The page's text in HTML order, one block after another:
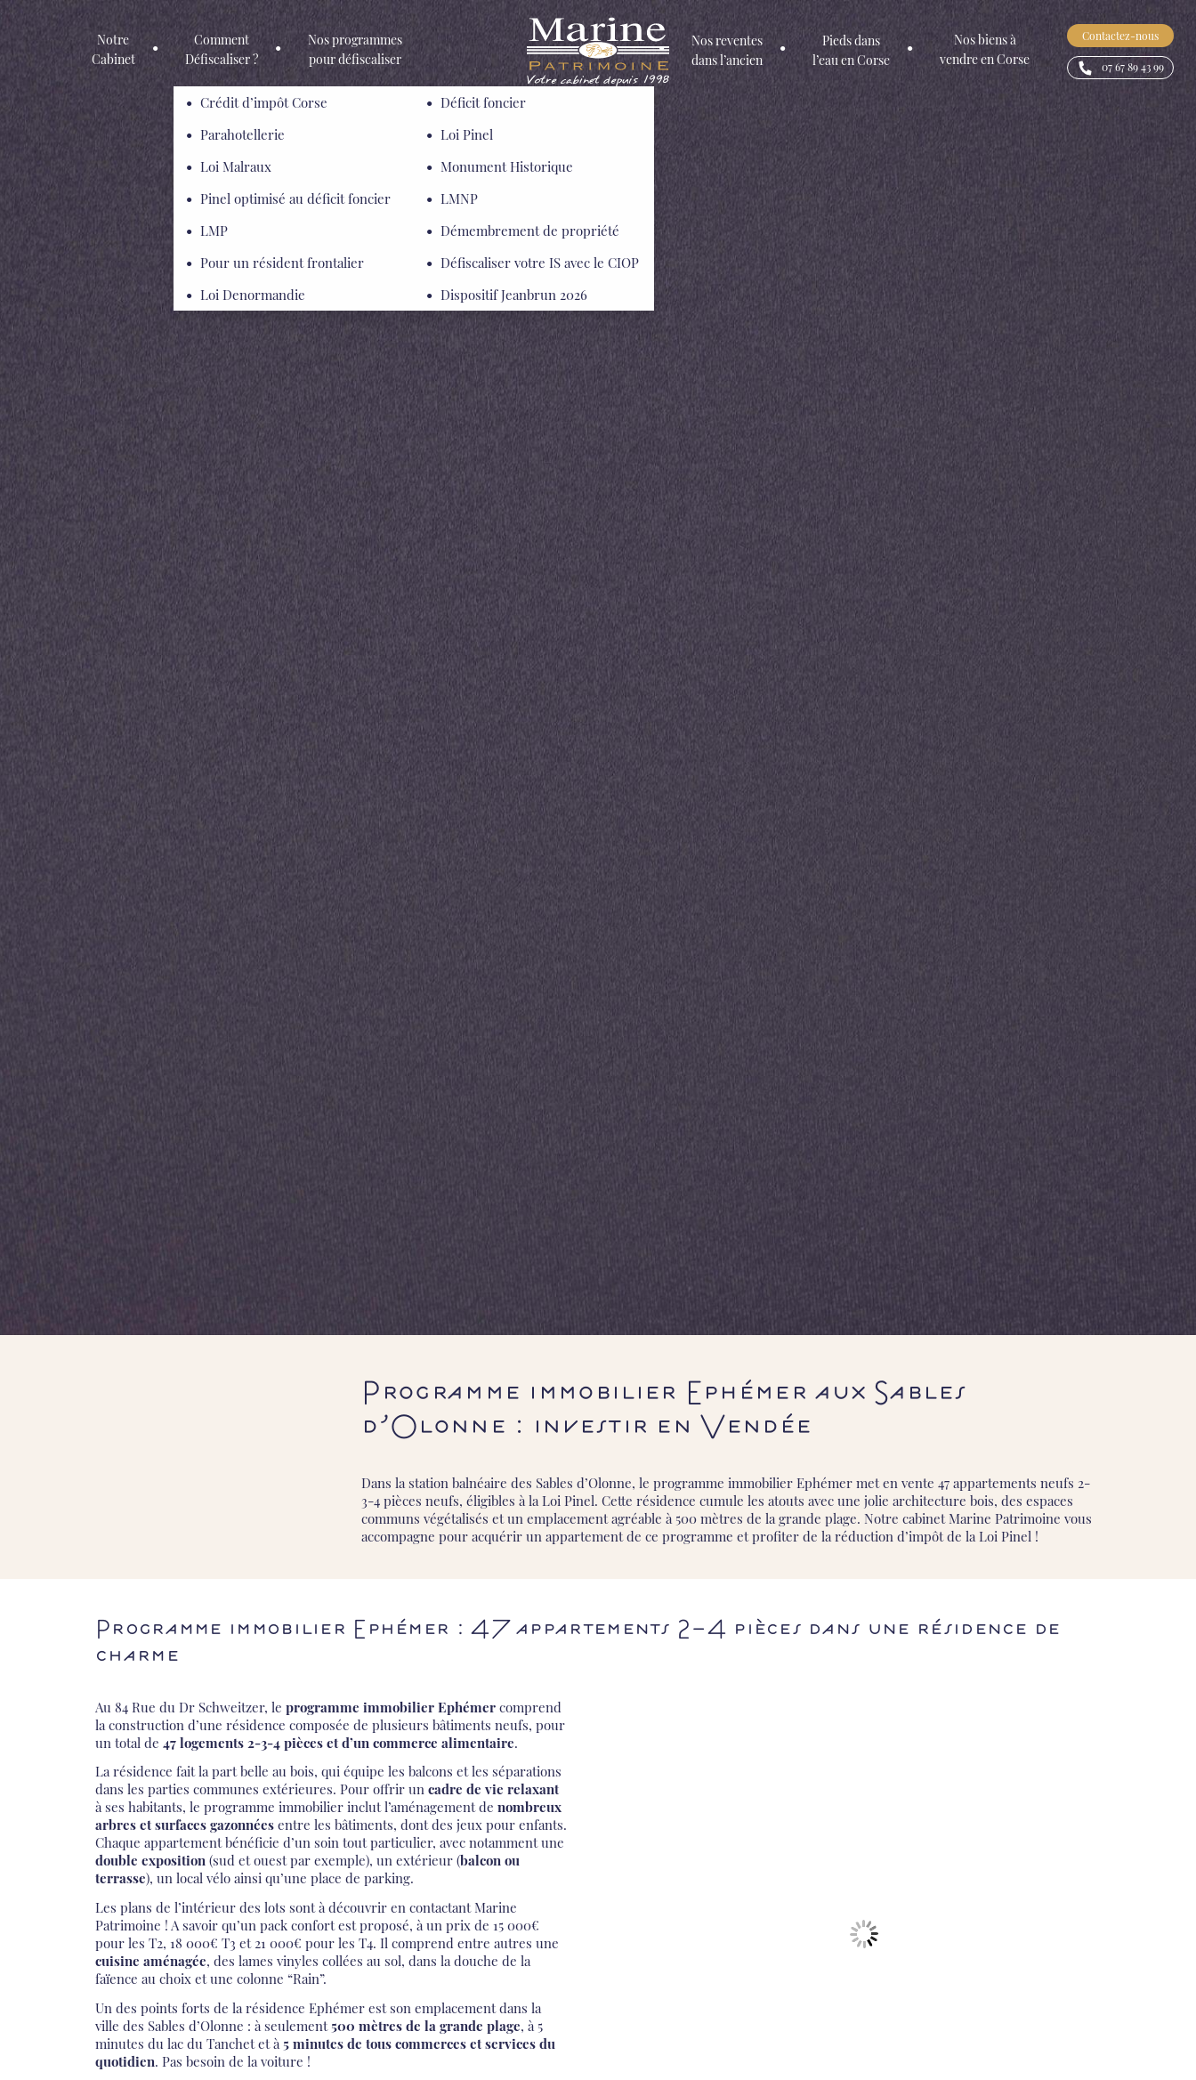
07 67 89 43 99
Contactez-nous
Notre
Cabinet
Comment
Défiscaliser ?
Crédit d’impôt Corse
Déficit foncier
Parahotellerie
Loi Pinel
Loi Malraux
Monument Historique
Pinel optimisé au déficit foncier
LMNP
LMP
Démembrement de propriété
Pour un résident frontalier
Défiscaliser votre IS avec le CIOP
Loi Denormandie
Dispositif Jeanbrun 2026
Nos programmes
pour défiscaliser
Nos reventes
dans l’ancien
Pieds dans
l’eau en Corse
Nos biens à
vendre en Corse
Accueil Programme immobilier Ephémer aux Sables d’Olonne – Éligible Loi Pinel
Programme immobilier
Ephémer aux Sables
d’Olonne – Éligible Loi
Pinel
Une résidence composée de plusieurs appartements
neufs végétalisée à 500 mètres de la grande plage, idéale
pour un investissement locatif Pinel puis meublé aux
Sables-d’Olonne
À savoir
Loi Pinel 47 appartements du T2 au T4
500 mètres de la plage Livraison 2nd trimestre 2024
A partir de 199 000€
Précédent Suivant
Programme immobilier Ephémer aux Sables
d’Olonne : investir en Vendée
Dans la station balnéaire des Sables d’Olonne, le programme immobilier Ephémer met en vente 47 appartements neufs 2-
3-4 pièces neufs, éligibles à la Loi Pinel. Cette résidence cumule les atouts avec une jolie architecture bois, des espaces
communs végétalisés et un emplacement agréable à 500 mètres de la grande plage. Notre cabinet Marine Patrimoine vous
accompagne pour acquérir un appartement de ce programme et profiter de la réduction d’impôt de la Loi Pinel !
Programme immobilier Ephémer : 47 appartements 2-4 pièces dans une résidence de
charme
Au 84 Rue du Dr Schweitzer, le programme immobilier Ephémer comprend
la construction d’une résidence composée de plusieurs bâtiments neufs, pour
un total de 47 logements 2-3-4 pièces et d’un commerce alimentaire.
La résidence fait la part belle au bois, qui équipe les balcons et les séparations
dans les parties communes extérieures. Pour offrir un cadre de vie relaxant
à ses habitants, le programme immobilier inclut l’aménagement de nombreux
arbres et surfaces gazonnées entre les bâtiments, dont des jeux pour enfants.
Chaque appartement bénéficie d’un soin tout particulier, avec notamment une
double exposition (sud et ouest par exemple), un extérieur (balcon ou
terrasse), un local vélo ainsi qu’une place de parking.
Les plans de l’intérieur des lots sont à découvrir en contactant Marine
Patrimoine ! A savoir qu’un pack confort est proposé, à un prix de 15 000€
pour les T2, 18 000€ T3 et 21 000€ pour les T4. Il comprend entre autres une
cuisine aménagée, des lames vinyles collées au sol, dans la douche de la
faïence au choix et une colonne “Rain”.
Un des points forts de la résidence Ephémer est son emplacement dans la
ville des Sables d’Olonne : à seulement 500 mètres de la grande plage, à 5
minutes du lac du Tanchet et à 5 minutes de tous commerces et services du
quotidien. Pas besoin de la voiture !